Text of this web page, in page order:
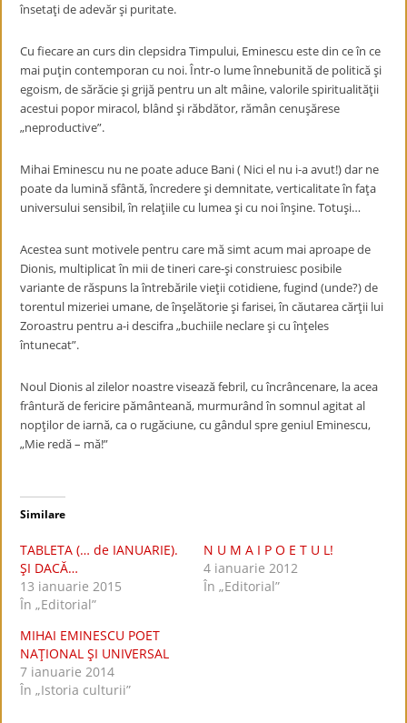
însetaţi de adevăr şi puritate.
Cu fiecare an curs din clepsidra Timpului, Eminescu este din ce în ce
mai puţin contemporan cu noi. Într-o lume înnebunită de politică şi
egoism, de sărăcie şi grijă pentru un alt mâine, valorile spiritualităţii
acestui popor miracol, blând şi răbdător, rămân cenuşărese
„neproductive”.
Mihai Eminescu nu ne poate aduce Bani ( Nici el nu i-a avut!) dar ne
poate da lumină sfântă, încredere şi demnitate, verticalitate în faţa
universului sensibil, în relaţiile cu lumea şi cu noi înşine. Totuşi…
Acestea sunt motivele pentru care mă simt acum mai aproape de
Dionis, multiplicat în mii de tineri care-şi construiesc posibile
variante de răspuns la întrebările vieţii cotidiene, fugind (unde?) de
torentul mizeriei umane, de înşelătorie şi farisei, în căutarea cărţii lui
Zoroastru pentru a-i descifra „buchiile neclare şi cu înţeles
întunecat”.
Noul Dionis al zilelor noastre visează febril, cu încrâncenare, la acea
frântură de fericire pământeană, murmurând în somnul agitat al
nopţilor de iarnă, ca o rugăciune, cu gândul spre geniul Eminescu,
„Mie redă – mă!”
Similare
TABLETA (… de IANUARIE).
ŞI DACĂ…
13 ianuarie 2015
În „Editorial”
N U M A I P O E T U L!
4 ianuarie 2012
În „Editorial”
MIHAI EMINESCU POET
NAŢIONAL ŞI UNIVERSAL
7 ianuarie 2014
În „Istoria culturii”